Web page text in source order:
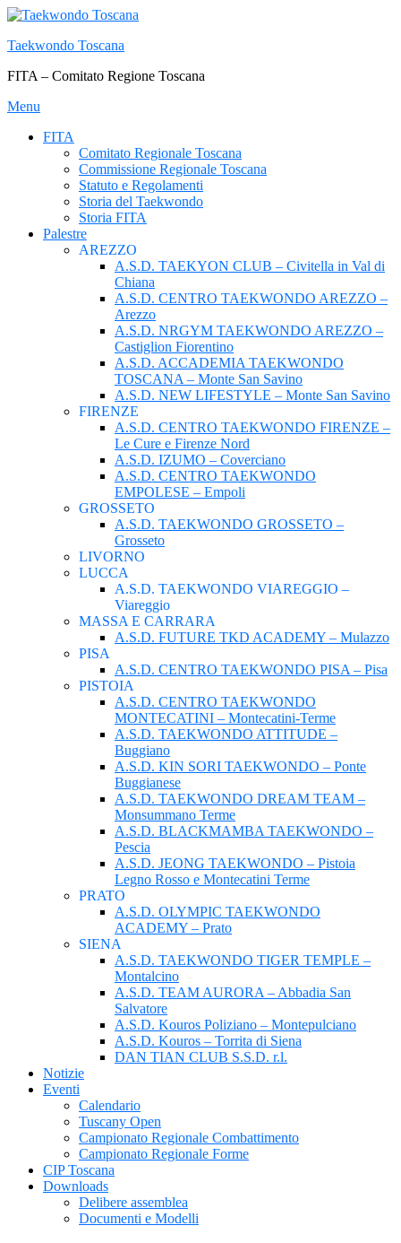
Passa
contenuto
Taekwondo Toscana
FITA – Comitato Regione Toscana
Menu
FITA
Comitato Regionale Toscana
Commissione Regionale Toscana
Statuto e Regolamenti
Storia del Taekwondo
Storia FITA
Palestre
AREZZO
A.S.D. TAEKYON CLUB – Civitella in Val di
Chiana
A.S.D. CENTRO TAEKWONDO AREZZO –
Arezzo
A.S.D. NRGYM TAEKWONDO AREZZO –
Castiglion Fiorentino
A.S.D. ACCADEMIA TAEKWONDO
TOSCANA – Monte San Savino
A.S.D. NEW LIFESTYLE – Monte San Savino
FIRENZE
A.S.D. CENTRO TAEKWONDO FIRENZE –
Le Cure e Firenze Nord
A.S.D. IZUMO – Coverciano
A.S.D. CENTRO TAEKWONDO
EMPOLESE – Empoli
GROSSETO
A.S.D. TAEKWONDO GROSSETO –
Grosseto
LIVORNO
LUCCA
A.S.D. TAEKWONDO VIAREGGIO –
Viareggio
MASSA E CARRARA
A.S.D. FUTURE TKD ACADEMY – Mulazzo
PISA
A.S.D. CENTRO TAEKWONDO PISA – Pisa
PISTOIA
A.S.D. CENTRO TAEKWONDO
MONTECATINI – Montecatini-Terme
A.S.D. TAEKWONDO ATTITUDE –
Buggiano
A.S.D. KIN SORI TAEKWONDO – Ponte
Buggianese
A.S.D. TAEKWONDO DREAM TEAM –
Monsummano Terme
A.S.D. BLACKMAMBA TAEKWONDO –
Pescia
A.S.D. JEONG TAEKWONDO – Pistoia
Legno Rosso e Montecatini Terme
PRATO
A.S.D. OLYMPIC TAEKWONDO
ACADEMY – Prato
SIENA
A.S.D. TAEKWONDO TIGER TEMPLE –
Montalcino
A.S.D. TEAM AURORA – Abbadia San
Salvatore
A.S.D. Kouros Poliziano – Montepulciano
A.S.D. Kouros – Torrita di Siena
DAN TIAN CLUB S.S.D. r.l.
Notizie
Eventi
Calendario
Tuscany Open
Campionato Regionale Combattimento
Campionato Regionale Forme
CIP Toscana
Downloads
Delibere assemblea
Documenti e Modelli